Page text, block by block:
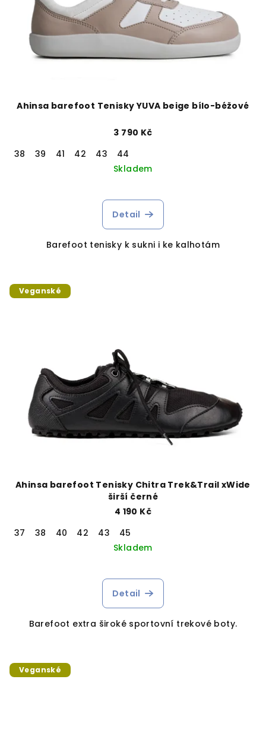
Ahinsa barefoot Tenisky YUVA beige bílo-béžové
3 790 Kč
38
39 41 42 43
44
Skladem
Detail
Barefoot tenisky k sukni i ke kalhotám
Veganské
Ahinsa barefoot Tenisky Chitra Trek&Trail xWide
širší černé
4 190 Kč
37
38 40 42 43
45
Skladem
Detail
Barefoot extra široké sportovní trekové boty.
Veganské